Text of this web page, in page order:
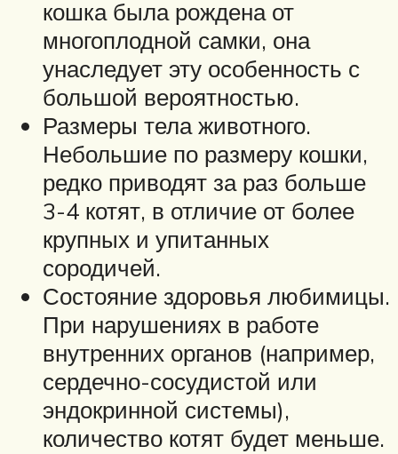
кошка была рождена от
многоплодной самки, она
унаследует эту особенность с
большой вероятностью.
Размеры тела животного.
Небольшие по размеру кошки,
редко приводят за раз больше
3-4 котят, в отличие от более
крупных и упитанных
сородичей.
Состояние здоровья любимицы.
При нарушениях в работе
внутренних органов (например,
сердечно-сосудистой или
эндокринной системы),
количество котят будет меньше.